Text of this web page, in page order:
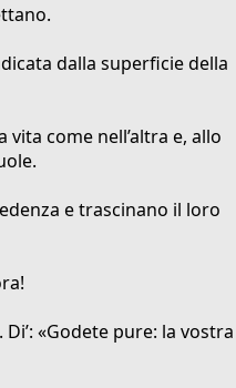
dalla superficie della
come nell’altra e, allo
e trascinano il loro
«Godete pure: la vostra